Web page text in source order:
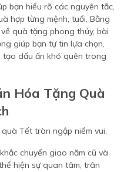
bạn hiểu rõ các nguyên tắc,
hợp từng mệnh, tuổi. Bằng
quà tặng phong thủy, bài
giúp bạn tự tin lựa chọn,
dấu ấn khó quên trong
Hóa Tặng Quà
chuyển giao năm cũ và
hiện sự quan tâm, trân